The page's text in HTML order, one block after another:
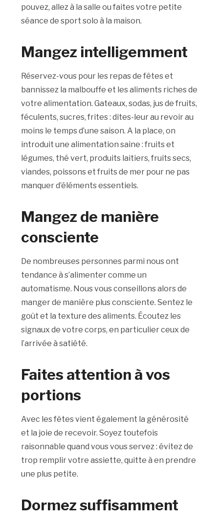
pouvez, allez à la salle ou faites votre petite
séance de sport solo à la maison.
Mangez intelligemment
Réservez-vous pour les repas de fêtes et
bannissez la malbouffe et les aliments riches de
votre alimentation. Gateaux, sodas, jus de fruits,
féculents, sucres, frites : dites-leur au revoir au
moins le temps d’une saison. A la place, on
introduit une alimentation saine : fruits et
légumes, thé vert, produits laitiers, fruits secs,
viandes, poissons et fruits de mer pour ne pas
manquer d’éléments essentiels.
Mangez de manière
consciente
De nombreuses personnes parmi nous ont
tendance à s’alimenter comme un
automatisme. Nous vous conseillons alors de
manger de manière plus consciente. Sentez le
goût et la texture des aliments. Écoutez les
signaux de votre corps, en particulier ceux de
l’arrivée à satiété.
Faites attention à vos
portions
Avec les fêtes vient également la générosité
et la joie de recevoir. Soyez toutefois
raisonnable quand vous vous servez : évitez de
trop remplir votre assiette, quitte à en prendre
une plus petite.
Dormez suffisamment